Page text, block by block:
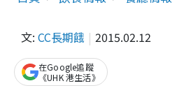
文: CC長期餓 2015.02.12
在Google追蹤
《UHK 港生活》